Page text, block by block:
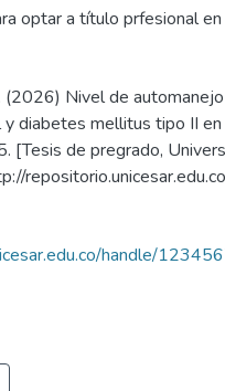
optar a título prfesional
(2026) Nivel de
diabetes mellitus tipo II
[Tesis de pregrado,
handle/